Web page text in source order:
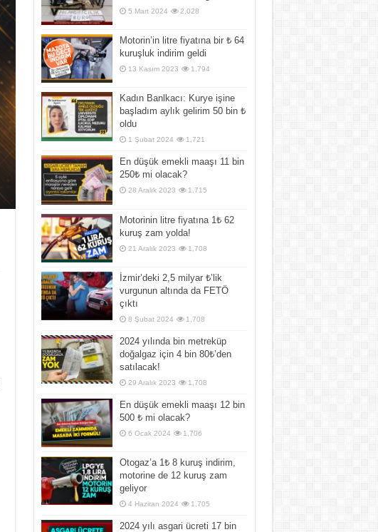
5 Mart 2024 2,028
Motorin’in litre fiyatına bir ₺ 64
kuruşluk indirim geldi
13 Kasım 2023 1,794
Kadın Banlkacı: Kurye işine
başladım aylık gelirim 50 bin ₺
oldu
1 Şubat 2024 1,721
En düşük emekli maaşı 11 bin
250₺ mi olacak?
28 Aralık 2023 1,715
Motorinin litre fiyatına 1₺ 62
kuruş zam yolda!
21 Aralık 2023 1,708
İzmir’deki 2,5 milyar ₺’lik
vurgunun altında da FETÖ
çıktı
8 Şubat 2024 1,708
2024 yılında bin metreküp
doğalgaz için 4 bin 80₺’den
satılacak!
29 Aralık 2023 1,708
En düşük emekli maaşı 12 bin
500 ₺ mi olacak?
6 Ocak 2024 1,706
Otogaz’a 1₺ 8 kuruş indirim,
motorine de 12 kuruş zam
geliyor
4 Haziran 2024 1,705
2024 yılı asgari ücreti 17 bin